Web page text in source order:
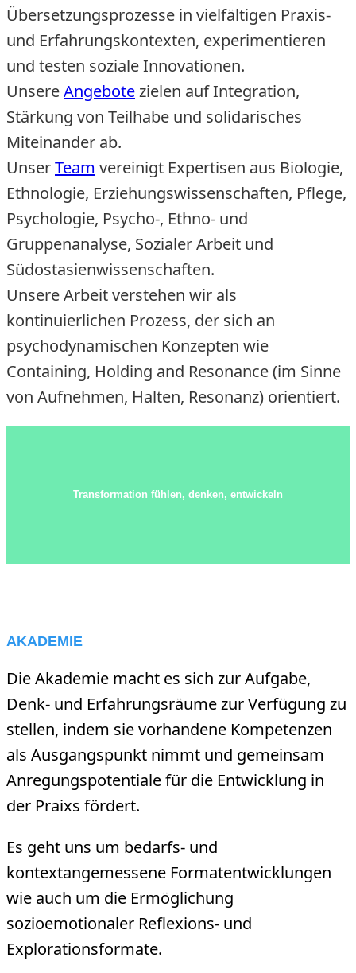
Übersetzungsprozesse in vielfältigen Praxis-
und Erfahrungskontexten, experimentieren
und testen soziale Innovationen.
UnsereAngebotezielen auf Integration,
Stärkung von Teilhabe und solidarisches
Miteinander ab.
UnserTeam vereinigt Expertisen aus Biologie,
Ethnologie, Erziehungswissenschaften, Pflege,
Psychologie, Psycho-, Ethno- und
Gruppenanalyse, Sozialer Arbeit und
Südostasienwissenschaften.
Unsere Arbeit verstehen wir als
kontinuierlichen Prozess, der sich an
psychodynamischen Konzepten wie
Containing, Holding and Resonance (im Sinne
von Aufnehmen, Halten, Resonanz) orientiert.
Transformation fühlen, denken, entwickeln
AKADEMIE
Die Akademie macht es sich zur Aufgabe,
Denk- und Erfahrungsräume zur Verfügung zu
stellen, indem sie vorhandene Kompetenzen
als Ausgangspunkt nimmt und gemeinsam
Anregungspotentiale für die Entwicklung in
der Praixs fördert.
Es geht uns um bedarfs- und
kontextangemessene Formatentwicklungen
wie auch um die Ermöglichung
sozioemotionaler Reflexions- und
Explorationsformate.